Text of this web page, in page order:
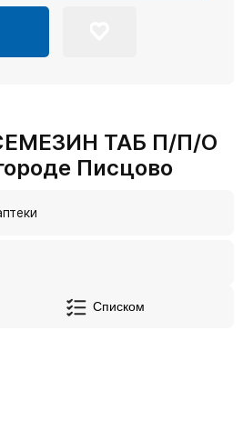
ТАБ П/П/О
Писцово
Списком